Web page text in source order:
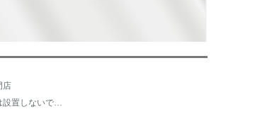
店
設置方式：パンチは設置しないでください。